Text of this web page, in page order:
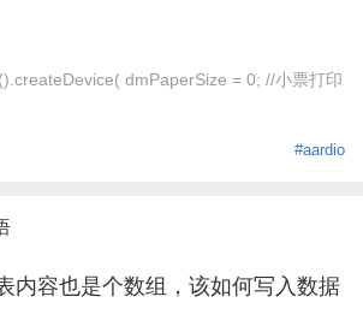
dmPaperSize = 0; //小票打印
#aardio
内容也是个数组，该如何写入数据